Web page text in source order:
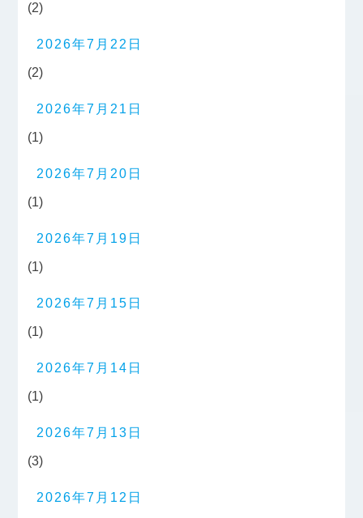
(2)
2026年7月22日
(2)
2026年7月21日
(1)
2026年7月20日
(1)
2026年7月19日
(1)
2026年7月15日
(1)
2026年7月14日
(1)
2026年7月13日
(3)
2026年7月12日